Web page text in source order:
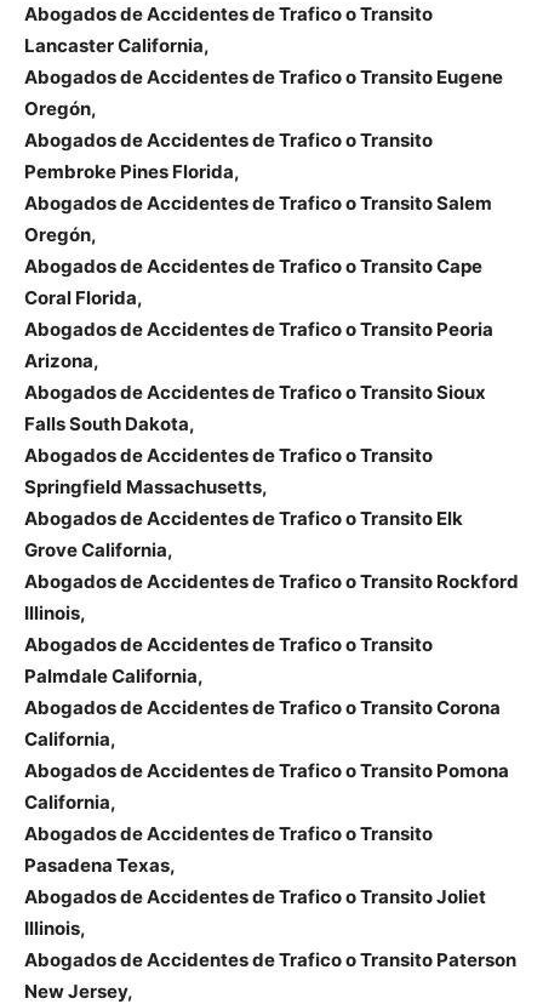
Abogados de Accidentes de Trafico o Transito
Lancaster California,
Abogados de Accidentes de Trafico o Transito Eugene
Oregón,
Abogados de Accidentes de Trafico o Transito
Pembroke Pines Florida,
Abogados de Accidentes de Trafico o Transito Salem
Oregón,
Abogados de Accidentes de Trafico o Transito Cape
Coral Florida,
Abogados de Accidentes de Trafico o Transito Peoria
Arizona,
Abogados de Accidentes de Trafico o Transito Sioux
Falls South Dakota,
Abogados de Accidentes de Trafico o Transito
Springfield Massachusetts,
Abogados de Accidentes de Trafico o Transito Elk
Grove California,
Abogados de Accidentes de Trafico o Transito Rockford
Illinois,
Abogados de Accidentes de Trafico o Transito
Palmdale California,
Abogados de Accidentes de Trafico o Transito Corona
California,
Abogados de Accidentes de Trafico o Transito Pomona
California,
Abogados de Accidentes de Trafico o Transito
Pasadena Texas,
Abogados de Accidentes de Trafico o Transito Joliet
Illinois,
Abogados de Accidentes de Trafico o Transito Paterson
New Jersey,